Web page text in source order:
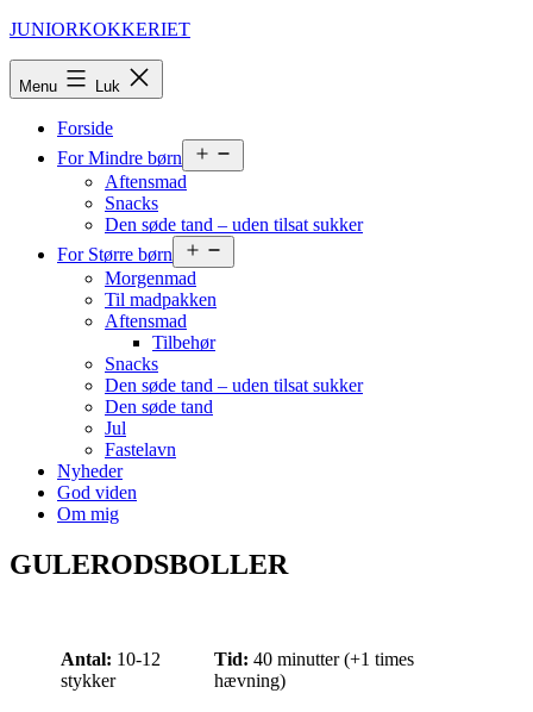
Fortsæt
JUNIORKOKKERIET
Menu Luk
Forside
For Mindre børn
menu
Aftensmad
Snacks
Den søde tand – uden tilsat sukker
For Større børn
menu
Morgenmad
Til madpakken
Aftensmad
Tilbehør
Snacks
Den søde tand – uden tilsat sukker
Den søde tand
Jul
Fastelavn
Nyheder
God viden
Om mig
GULERODSBOLLER
Antal: 10-12
stykker
Tid: 40 minutter (+1 times
hævning)